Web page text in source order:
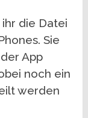
die Datei
Sie
App
noch ein
werden